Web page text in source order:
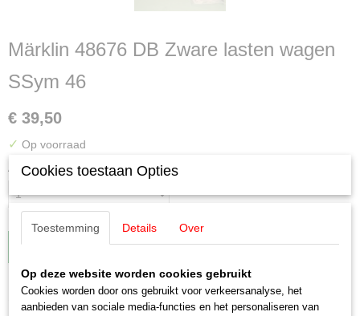
Märklin 48676 DB Zware lasten wagen
SSym 46
€ 39,50
✓ Op voorraad
Aantal
IN WINKELWAGEN
Specificaties
Cookies toestaan Opties
Toestemming Details Over
Op deze website worden cookies gebruikt
Cookies worden door ons gebruikt voor verkeersanalyse, het
aanbieden van sociale media-functies en het personaliseren van